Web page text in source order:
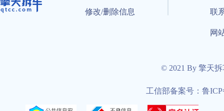
修改/删除信息 联
网
© 2021 By 擎天
工信部备案号：鲁